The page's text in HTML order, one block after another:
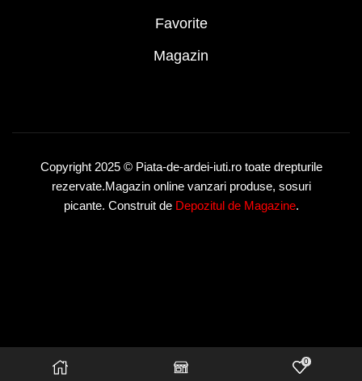
Favorite
Magazin
Copyright 2025 © Piata-de-ardei-iuti.ro toate drepturile
rezervate.Magazin online vanzari produse, sosuri
picante. Construit de Depozitul de Magazine.
0